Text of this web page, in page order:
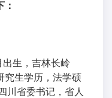
生，吉林长岭
究生学历，法学硕
川省委书记，省人